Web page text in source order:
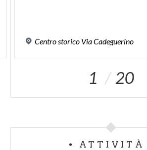
Centro storico ViaCadeguerino
1 20
ATTIVITÀ